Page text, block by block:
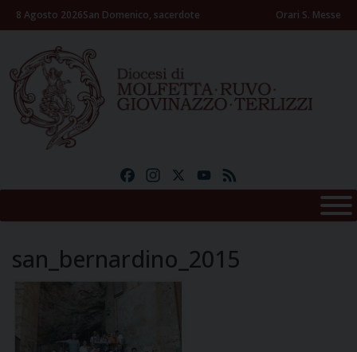
Skip8 Agosto 2026San Domenico, sacerdote Orari S. Messe
FacebookInstagramYouTube
san_bernardino_2015